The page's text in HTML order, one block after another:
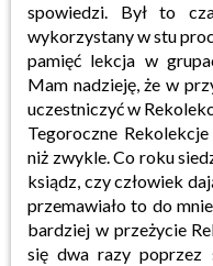
spowiedzi. Był to
wykorzystany w stu
pamięć lekcja w
Mam nadzieję, że w
uczestniczyć w
Tegoroczne
niż zwykle. Co roku
ksiądz, czy człowiek
przemawiało to do
bardziej w przeżycie
się dwa razy poprzez